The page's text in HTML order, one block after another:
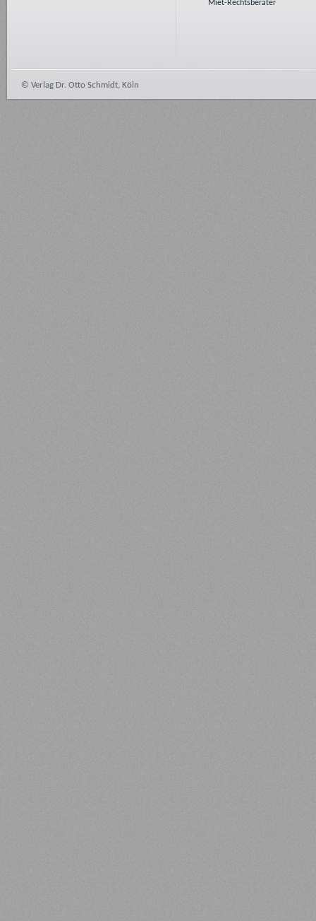
Miet-Rechtsberater
© Verlag Dr. Otto Schmidt, Köln